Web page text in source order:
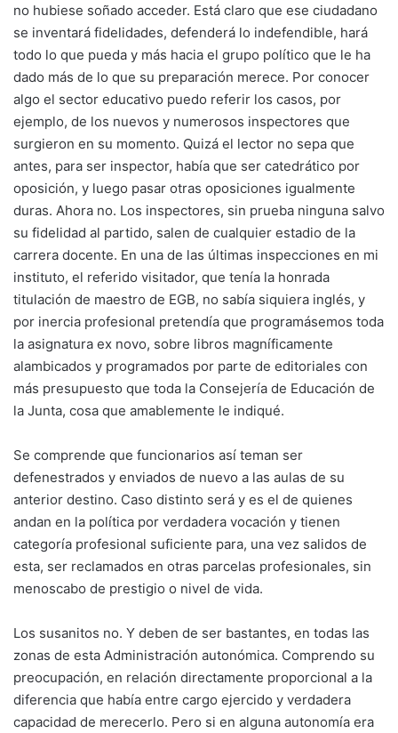
no hubiese soñado acceder. Está claro que ese ciudadano
se inventará fidelidades, defenderá lo indefendible, hará
todo lo que pueda y más hacia el grupo político que le ha
dado más de lo que su preparación merece. Por conocer
algo el sector educativo puedo referir los casos, por
ejemplo, de los nuevos y numerosos inspectores que
surgieron en su momento. Quizá el lector no sepa que
antes, para ser inspector, había que ser catedrático por
oposición, y luego pasar otras oposiciones igualmente
duras. Ahora no. Los inspectores, sin prueba ninguna salvo
su fidelidad al partido, salen de cualquier estadio de la
carrera docente. En una de las últimas inspecciones en mi
instituto, el referido visitador, que tenía la honrada
titulación de maestro de EGB, no sabía siquiera inglés, y
por inercia profesional pretendía que programásemos toda
la asignatura ex novo, sobre libros magníficamente
alambicados y programados por parte de editoriales con
más presupuesto que toda la Consejería de Educación de
la Junta, cosa que amablemente le indiqué.
Se comprende que funcionarios así teman ser
defenestrados y enviados de nuevo a las aulas de su
anterior destino. Caso distinto será y es el de quienes
andan en la política por verdadera vocación y tienen
categoría profesional suficiente para, una vez salidos de
esta, ser reclamados en otras parcelas profesionales, sin
menoscabo de prestigio o nivel de vida.
Los susanitos no. Y deben de ser bastantes, en todas las
zonas de esta Administración autonómica. Comprendo su
preocupación, en relación directamente proporcional a la
diferencia que había entre cargo ejercido y verdadera
capacidad de merecerlo. Pero si en alguna autonomía era